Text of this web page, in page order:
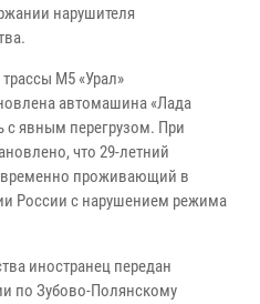
нарушителя
М5 «Урал»
автомашина «Лада
с явным перегрузом. При
что 29-летний
временно проживающий в
России с нарушением режима
иностранец передан
по Зубово-Полянскому